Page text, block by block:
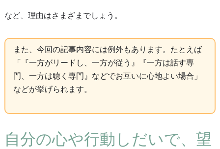
など、理由はさまざまでしょう。
また、今回の記事内容には例外もあります。たとえば
「『一方がリードし、一方が従う』『一方は話す専
門、一方は聴く専門』などでお互いに心地よい場合」
などが挙げられます。
自分の心や行動しだいで、望